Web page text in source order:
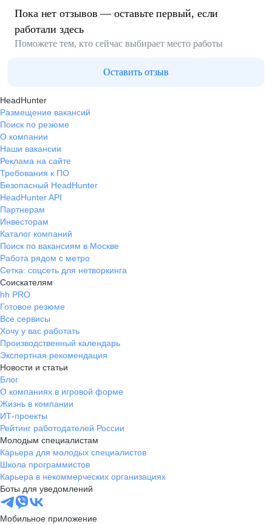
Пока нет отзывов — оставьте первый, если
работали здесь
Поможете тем, кто сейчас выбирает место работы
Оставить отзыв
HeadHunter
Размещение вакансий
Поиск по резюме
О компании
Наши вакансии
Реклама на сайте
Требования к ПО
Безопасный HeadHunter
HeadHunter API
Партнерам
Инвесторам
Каталог компаний
Поиск по вакансиям в Москве
Работа рядом с метро
Сетка: соцсеть для нетворкинга
Соискателям
hh PRO
Готовое резюме
Все сервисы
Хочу у вас работать
Производственный календарь
Экспертная рекомендация
Новости и статьи
Блог
О компаниях в игровой форме
Жизнь в компании
ИТ-проекты
Рейтинг работодателей России
Молодым специалистам
Карьера для молодых специалистов
Школа программистов
Карьера в некоммерческих организациях
Боты для уведомлений
Мобильное приложение